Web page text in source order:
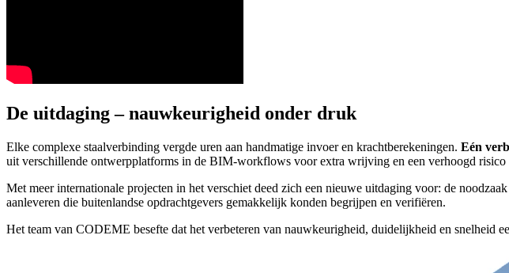
De uitdaging – nauwkeurigheid onder druk
Elke complexe staalverbinding vergde uren aan handmatige invoer en krachtberekeningen. Eén
uit verschillende ontwerpplatforms in de BIM-workflows voor extra wrijving en een verhoogd risico
Met meer internationale projecten in het verschiet deed zich een nieuwe uitdaging voor: de
aanleveren die buitenlandse opdrachtgevers gemakkelijk konden begrijpen en verifiëren.
Het team van CODEME besefte dat het verbeteren van nauwkeurigheid, duidelijkheid en snelheid